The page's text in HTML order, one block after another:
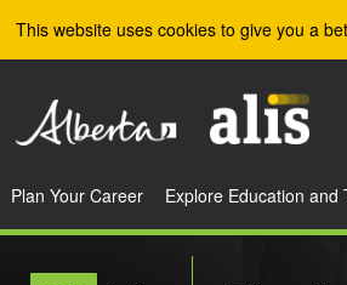
This website uses cookies to give you a
Plan Your Career Explore Education and